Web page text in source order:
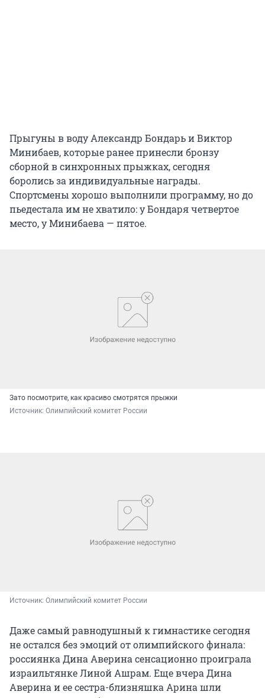
Прыгуны в воду Александр Бондарь и Виктор
Минибаев, которые ранее принесли бронзу
сборной в синхронных прыжках, сегодня
боролись за индивидуальные награды.
Спортсмены хорошо выполнили программу, но до
пьедестала им не хватило: у Бондаря четвертое
место, у Минибаева — пятое.
Зато посмотрите, как красиво смотрятся прыжки
Источник: Олимпийский комитет России
Источник: Олимпийский комитет России
Даже самый равнодушный к гимнастике сегодня
не остался без эмоций от олимпийского финала:
россиянка Дина Аверина сенсационно проиграла
израильтянке Линой Ашрам. Еще вчера Дина
Аверина и ее сестра-близняшка Арина шли